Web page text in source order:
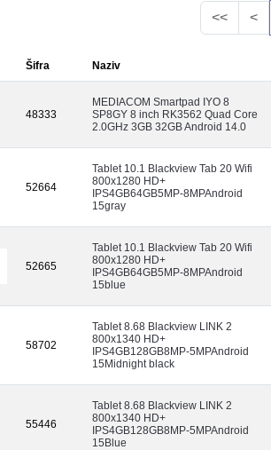
<< <
Šifra Naziv
48333
MEDIACOM Smartpad IYO 8
SP8GY 8 inch RK3562 Quad Core
2.0GHz 3GB 32GB Android 14.0
52664
Tablet 10.1 Blackview Tab 20 Wifi
800x1280 HD+
IPS4GB64GB5MP-8MPAndroid
15gray
52665
Tablet 10.1 Blackview Tab 20 Wifi
800x1280 HD+
IPS4GB64GB5MP-8MPAndroid
15blue
58702
Tablet 8.68 Blackview LINK 2
800x1340 HD+
IPS4GB128GB8MP-5MPAndroid
15Midnight black
55446
Tablet 8.68 Blackview LINK 2
800x1340 HD+
IPS4GB128GB8MP-5MPAndroid
15Blue